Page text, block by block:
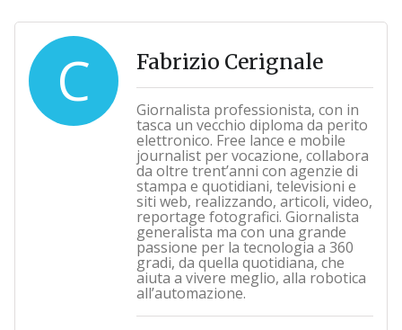
C Fabrizio Cerignale
Giornalista professionista, con in
tasca un vecchio diploma da perito
elettronico. Free lance e mobile
journalist per vocazione, collabora
da oltre trent’anni con agenzie di
stampa e quotidiani, televisioni e
siti web, realizzando, articoli, video,
reportage fotografici. Giornalista
generalista ma con una grande
passione per la tecnologia a 360
gradi, da quella quotidiana, che
aiuta a vivere meglio, alla robotica
all’automazione.